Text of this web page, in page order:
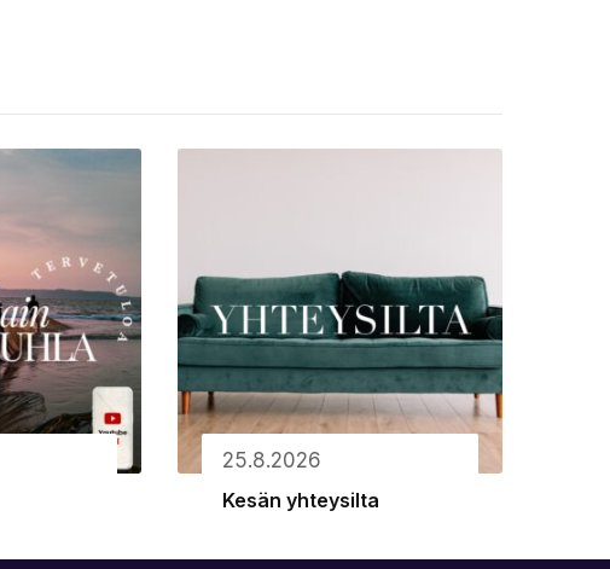
25.8.2026
Kesän yhteysilta